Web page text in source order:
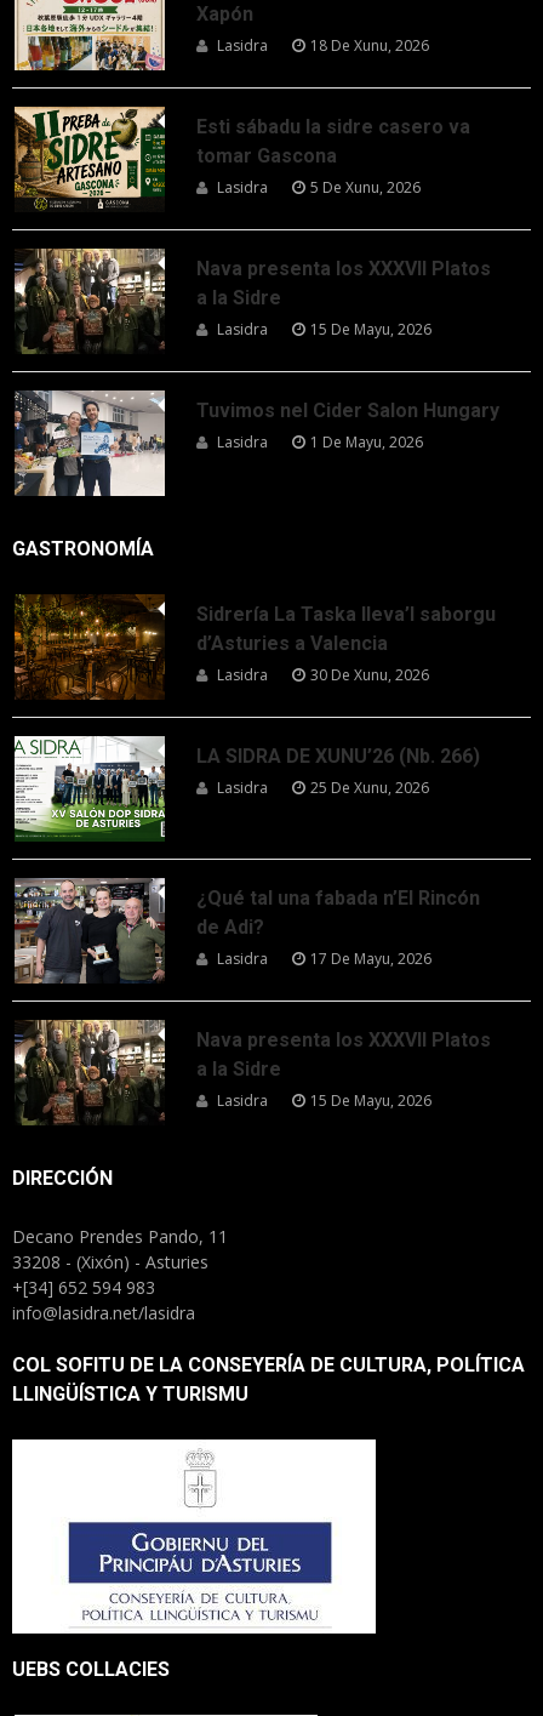
Xapón
Lasidra 18 De Xunu, 2026
Esti sábadu la sidre casero va
tomar Gascona
Lasidra 5 De Xunu, 2026
Nava presenta los XXXVII Platos
a la Sidre
Lasidra 15 De Mayu, 2026
Tuvimos nel Cider Salon Hungary
Lasidra 1 De Mayu, 2026
GASTRONOMÍA
Sidrería La Taska lleva’l saborgu
d’Asturies a Valencia
Lasidra 30 De Xunu, 2026
LA SIDRA DE XUNU’26 (Nb. 266)
Lasidra 25 De Xunu, 2026
¿Qué tal una fabada n’El Rincón
de Adi?
Lasidra 17 De Mayu, 2026
Nava presenta los XXXVII Platos
a la Sidre
Lasidra 15 De Mayu, 2026
DIRECCIÓN
Decano Prendes Pando, 11
33208 - (Xixón) - Asturies
+[34] 652 594 983
info@lasidra.net/lasidra
COL SOFITU DE LA CONSEYERÍA DE CULTURA, POLÍTICA
LLINGÜÍSTICA Y TURISMU
UEBS COLLACIES